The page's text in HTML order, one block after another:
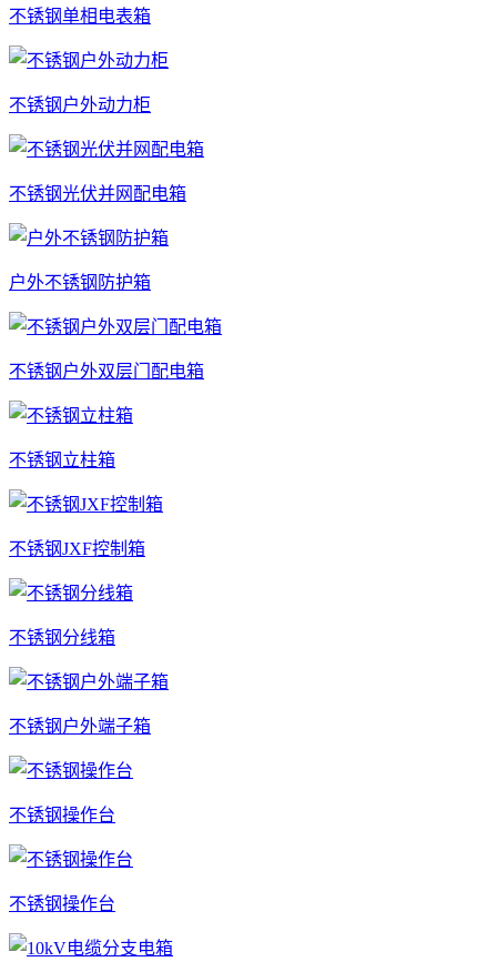
不锈钢单相电表箱
不锈钢户外动力柜
不锈钢光伏并网配电箱
户外不锈钢防护箱
不锈钢户外双层门配电箱
不锈钢立柱箱
不锈钢JXF控制箱
不锈钢分线箱
不锈钢户外端子箱
不锈钢操作台
不锈钢操作台